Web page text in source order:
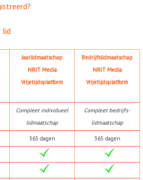
lid
Jaarlidmaatschap
NRIT Media
Vrijetijdsplatform
Bedrijfslidmaatschap
NRIT Media
Vrijetijdsplatform
Compleet individueel
lidmaatschap
Compleet bedrijfs-
lidmaatschap
365 dagen 365 dagen